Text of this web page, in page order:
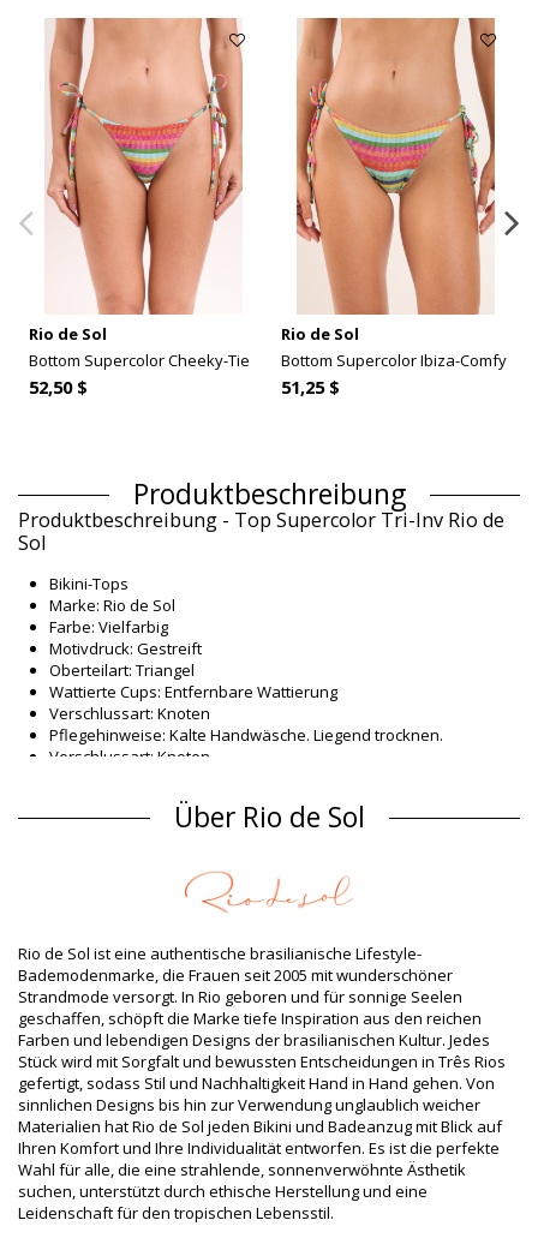
Rio de Sol
Bottom Supercolor Cheeky-Tie
52,50 $
Rio de Sol
Bottom Supercolor Ibiza-Comfy
51,25 $
Produktbeschreibung
Produktbeschreibung - Top Supercolor Tri-Inv Rio de
Sol
Bikini-Tops
Marke: Rio de Sol
Farbe: Vielfarbig
Motivdruck: Gestreift
Oberteilart: Triangel
Wattierte Cups: Entfernbare Wattierung
Verschlussart: Knoten
Pflegehinweise: Kalte Handwäsche. Liegend trocknen.
Verschlussart: Knoten
Bikini-Tops Vielfarbig Rio de Sol SUMMER
Material Oberstoff: 81% Polyamide 9% Elastane 9% Polyester
Futter: 84% Polyamide, 16% Elastane - Oeko-Tex
Produktinformation
Abteilung: Damen, Bikini-Tops
Verpackung beinhaltet: 1 x Bikini-Tops (Andere Accessoires
nicht eingeschlossen)
HS CODE: 6112.41.0010
SKU: 1981122548
EAN: XS (7899810323170), S (7899810323187), M (7899810323194),
L (7899810323200), XL (7899810323217)
Gewicht: 55g / 0.12lb / 1.94oz
Print ist nicht exakt und kann je nach Schnitt variieren
Retuschierte Fotos
Wasch- & Pflegeanleitung
Über Rio de Sol
Rio de Sol ist eine authentische brasilianische Lifestyle-
Bademodenmarke, die Frauen seit 2005 mit wunderschöner
Strandmode versorgt. In Rio geboren und für sonnige Seelen
geschaffen, schöpft die Marke tiefe Inspiration aus den reichen
Farben und lebendigen Designs der brasilianischen Kultur. Jedes
Stück wird mit Sorgfalt und bewussten Entscheidungen in Três Rios
gefertigt, sodass Stil und Nachhaltigkeit Hand in Hand gehen. Von
sinnlichen Designs bis hin zur Verwendung unglaublich weicher
Materialien hat Rio de Sol jeden Bikini und Badeanzug mit Blick auf
Ihren Komfort und Ihre Individualität entworfen. Es ist die perfekte
Wahl für alle, die eine strahlende, sonnenverwöhnte Ästhetik
suchen, unterstützt durch ethische Herstellung und eine
Leidenschaft für den tropischen Lebensstil.